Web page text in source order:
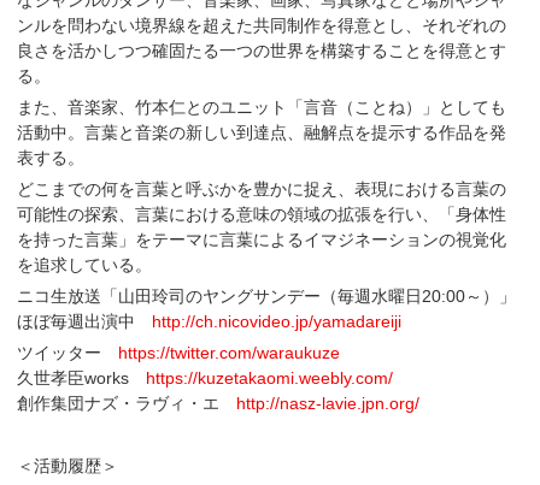
ンルを問わない境界線を超えた共同制作を得意とし、それぞれの
良さを活かしつつ確固たる一つの世界を構築することを得意とす
る。
また、音楽家、竹本仁とのユニット「言音（ことね）」としても
活動中。言葉と音楽の新しい到達点、融解点を提示する作品を発
表する。
どこまでの何を言葉と呼ぶかを豊かに捉え、表現における言葉の
可能性の探索、言葉における意味の領域の拡張を行い、「身体性
を持った言葉」をテーマに言葉によるイマジネーションの視覚化
を追求している。
ニコ生放送「山田玲司のヤングサンデー（毎週水曜日20:00～）」
ほぼ毎週出演中 http://ch.nicovideo.jp/yamadareiji
ツイッター https://twitter.com/waraukuze
久世孝臣​works https://kuzetakaomi.weebly.com/
創作集団ナズ・ラヴィ・エ http://nasz-lavie.jpn.org/
＜活動履歴＞